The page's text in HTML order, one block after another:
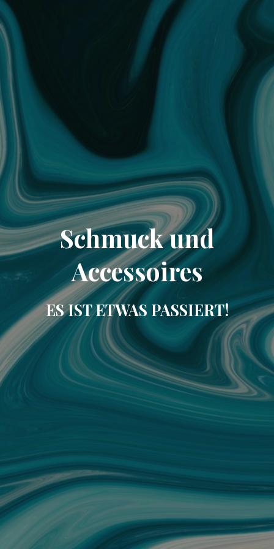
Schmuck und
Accessoires
ES IST ETWAS PASSIERT!